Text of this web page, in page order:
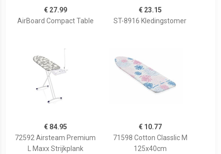
€ 27.99
AirBoard Compact Table
€ 23.15
ST-8916 Kledingstomer
€ 84.95
72592 Airsteam Premium
L Maxx Strijkplank
€ 10.77
71598 Cotton Classlic M
125x40cm